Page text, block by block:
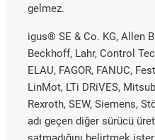
gelmez.
igus® SE & Co. KG, Allen
Beckhoff, Lahr, Control
ELAU, FAGOR, FANUC,
LinMot, LTi DRiVES,
Rexroth, SEW, Siemens,
adı geçen diğer sürücü